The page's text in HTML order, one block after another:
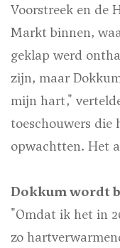
Voorstreek en de
Markt binnen,
geklap werd
zijn, maar
mijn hart,"
toeschouwers die
opwachtten. Het
Dokkum wordt
"Omdat ik het in
zo